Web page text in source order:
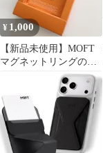
¥ 1,000
【新品未使用】MOFT
マグネットリングのみ
ブラック モフト